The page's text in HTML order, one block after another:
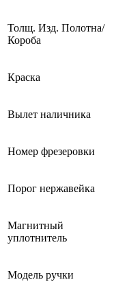
Толщ. Изд. Полотна/
Короба
Краска
Вылет наличника
Номер фрезеровки
Порог нержавейка
Магнитный
уплотнитель
Модель ручки